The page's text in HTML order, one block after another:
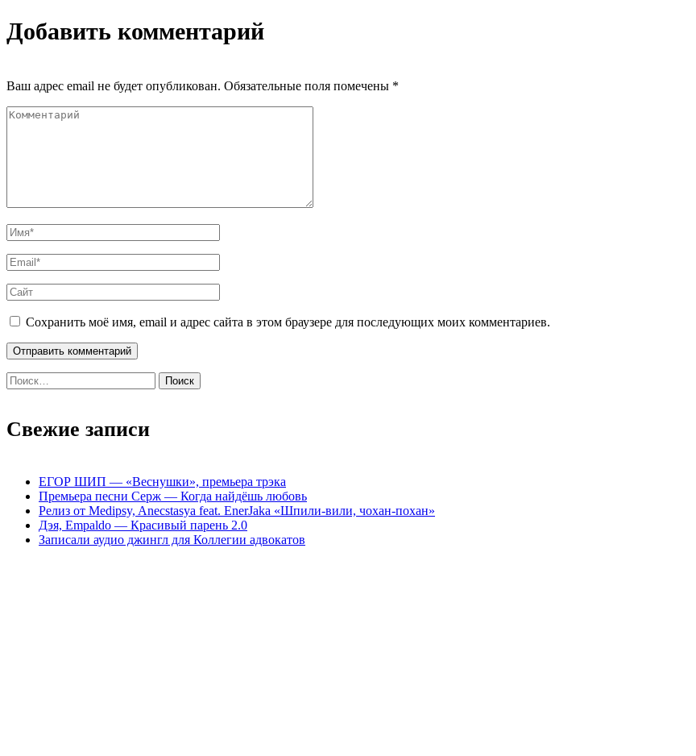
Добавить комментарий
Ваш адрес email не будет опубликован. Обязательные поля помечены *
Сохранить моё имя, email и адрес сайта в этом браузере для последующих моих комментариев.
Найти:
Свежие записи
ЕГОР ШИП — «Веснушки», премьера трэка
Премьера песни Серж — Когда найдёшь любовь
Релиз от Medipsy, Anecstasya feat. EnerJaka «Шпили-вили, чохан-похан»
Дэя, Empaldo — Красивый парень 2.0
Записали аудио джингл для Коллегии адвокатов